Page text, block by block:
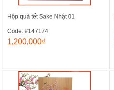
Hộp quà tết Sake Nhật 01
Code: #147174
1,200,000₫